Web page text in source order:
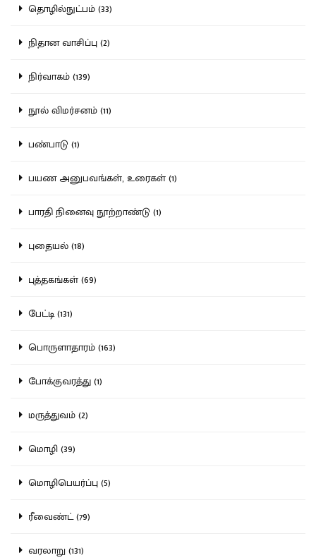
தொழில்நுட்பம் (33)
நிதான வாசிப்பு (2)
நிர்வாகம் (139)
நூல் விமர்சனம் (11)
பண்பாடு (1)
பயண அனுபவங்கள், உரைகள் (1)
பாரதி நினைவு நூற்றாண்டு (1)
புதையல் (18)
புத்தகங்கள் (69)
பேட்டி (131)
பொருளாதாரம் (163)
போக்குவரத்து (1)
மருத்துவம் (2)
மொழி (39)
மொழிபெயர்ப்பு (5)
ரீவைண்ட் (79)
வரலாறு (131)